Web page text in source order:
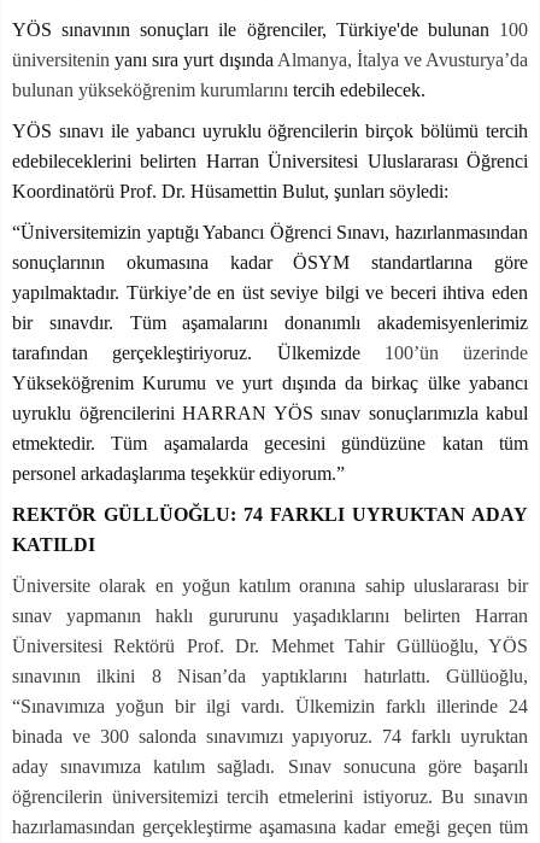
YÖS sınavının sonuçları ile öğrenciler, Türkiye'de bulunan 100
üniversiteninyanı sıra yurt dışında Almanya, İtalya ve Avusturya’da
bulunan yükseköğrenim kurumlarını tercih edebilecek.
YÖS sınavı ile yabancı uyruklu öğrencilerin birçok bölümü tercih
edebileceklerini belirten Harran Üniversitesi Uluslararası Öğrenci
Koordinatörü Prof. Dr. Hüsamettin Bulut, şunları söyledi:
“Üniversitemizin yaptığı Yabancı Öğrenci Sınavı, hazırlanmasından
sonuçlarının okumasına kadar ÖSYM standartlarına göre
yapılmaktadır. Türkiye’de en üst seviye bilgi ve beceri ihtiva eden
bir sınavdır. Tüm aşamalarını donanımlı akademisyenlerimiz
tarafından gerçekleştiriyoruz. Ülkemizde 100’ün üzerinde
Yükseköğrenim Kurumu ve yurt dışında da birkaç ülke yabancı
uyruklu öğrencilerini HARRAN YÖS sınav sonuçlarımızla kabul
etmektedir. Tüm aşamalarda gecesini gündüzüne katan tüm
personel arkadaşlarıma teşekkür ediyorum.”
REKTÖR GÜLLÜOĞLU: 74 FARKLI UYRUKTAN ADAY
KATILDI
Üniversite olarak en yoğun katılım oranına sahip uluslararası bir
sınav yapmanın haklı gururunu yaşadıklarını belirten Harran
Üniversitesi Rektörü Prof. Dr. Mehmet Tahir Güllüoğlu, YÖS
sınavının ilkini 8 Nisan’da yaptıklarını hatırlattı. Güllüoğlu,
“Sınavımıza yoğun bir ilgi vardı. Ülkemizin farklı illerinde 24
binada ve 300 salonda sınavımızı yapıyoruz. 74 farklı uyruktan
aday sınavımıza katılım sağladı. Sınav sonucuna göre başarılı
öğrencilerin üniversitemizi tercih etmelerini istiyoruz. Bu sınavın
hazırlamasından gerçekleştirme aşamasına kadar emeği geçen tüm